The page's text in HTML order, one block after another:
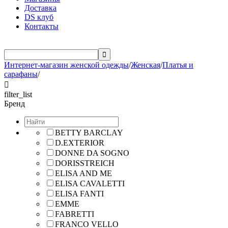
Доставка
DS клуб
Контакты

Интернет-магазин женской одежды/Женская/Платья и
сарафаны/

filter_list
Бренд
BETTY BARCLAY
D.EXTERIOR
DONNE DA SOGNO
DORISSTREICH
ELISA AND ME
ELISA CAVALETTI
ELISA FANTI
EMME
FABRETTI
FRANCO VELLO